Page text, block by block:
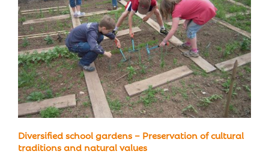
Diversified school gardens – Preservation of cultural
traditions and natural values